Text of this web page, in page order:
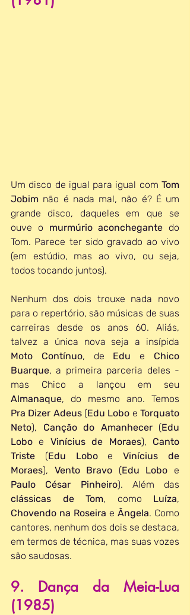
Um disco de igual para igual com Tom
Jobim não é nada mal, não é? É um
grande disco, daqueles em que se
ouve o murmúrio aconchegante do
Tom. Parece ter sido gravado ao vivo
(em estúdio, mas ao vivo, ou seja,
todos tocando juntos).
Nenhum dos dois trouxe nada novo
para o repertório, são músicas de suas
carreiras desde os anos 60. Aliás,
Moto Contínuo, de Edu e Chico
Buarque, a primeira parceria deles -
Almanaque
Pra Dizer Adeus (Edu Lobo e Torquato
Neto), Canção do Amanhecer (Edu
Lobo e Vinícius de Moraes), Canto
Triste (Edu Lobo e Vinícius de
Moraes), Vento Bravo (Edu Lobo
Paulo César Pinheiro
clássicas de Tom, como Luíza
Chovendo na Roseira e Ângela. Como
cantores, nenhum dos dois se destaca,
em termos de técnica, mas suas vozes
são saudosas.
9. Dança da Meia-Lua
(1985)